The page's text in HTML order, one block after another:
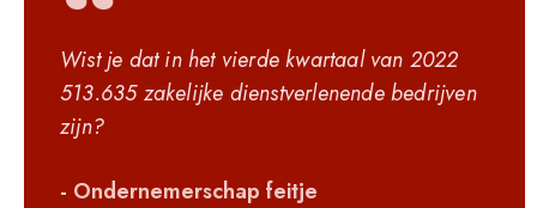
Wist je dat in het vierde kwartaal van 2022
513.635 zakelijke dienstverlenende bedrijven
zijn?
- Ondernemerschap feitje